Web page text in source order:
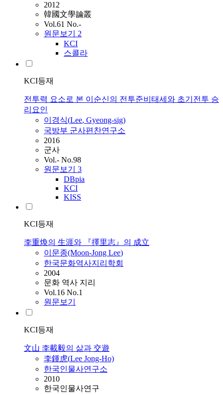
2012
韓國文學論叢
Vol.61 No.-
원문보기 2
KCI
스콜라
KCI등재
전투력 요소로 본 이순신의 전투준비태세와 초기전투 승
리요인
이경식(Lee, Gyeong-sig)
국방부 군사편찬연구소
2016
군사
Vol.- No.98
원문보기 3
DBpia
KCI
KISS
KCI등재
李重煥의 生涯와 『擇里志』의 成立
이문종(Moon-Jong Lee)
한국문화역사지리학회
2004
문화 역사 지리
Vol.16 No.1
원문보기
KCI등재
文山 李載毅의 삶과 交遊
李鍾虎(Lee Jong-Ho)
한국인물사연구소
2010
한국인물사연구